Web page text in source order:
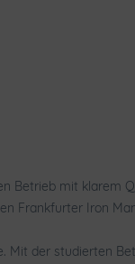
Betrieb mit
Iron
der studierten